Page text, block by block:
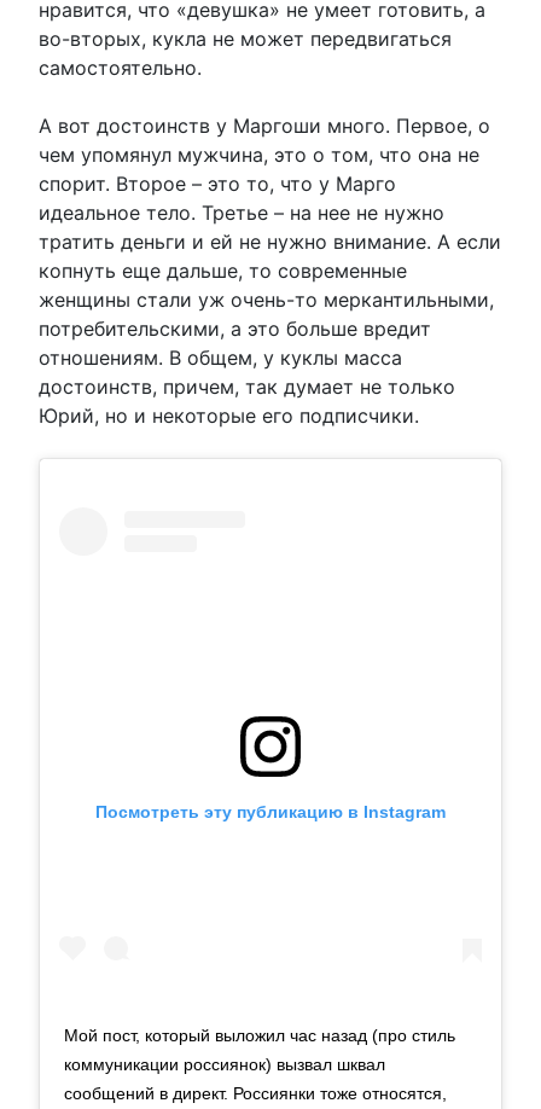
нравится, что «девушка» не умеет готовить, а
во-вторых, кукла не может передвигаться
самостоятельно.
А вот достоинств у Маргоши много. Первое, о
чем упомянул мужчина, это о том, что она не
спорит. Второе – это то, что у Марго
идеальное тело. Третье – на нее не нужно
тратить деньги и ей не нужно внимание. А если
копнуть еще дальше, то современные
женщины стали уж очень-то меркантильными,
потребительскими, а это больше вредит
отношениям. В общем, у куклы масса
достоинств, причем, так думает не только
Юрий, но и некоторые его подписчики.
Посмотреть эту публикацию в Instagram
Мой пост, который выложил час назад (про стиль
коммуникации россиянок) вызвал шквал
сообщений в директ. Россиянки тоже относятся,